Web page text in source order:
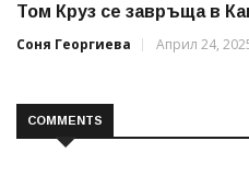
Том Круз се завръща в
Соня Георгиева
Април 24,
COMMENTS